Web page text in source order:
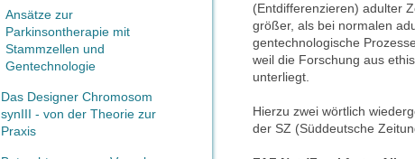
(Entdifferenzieren) adulter
größer, als bei normalen
gentechnologische
weil die Forschung aus
unterliegt.
Hierzu zwei wörtlich
der SZ (Süddeutsche
Ansätze zur
Parkinsontherapie mit
Stammzellen und
Gentechnologie
Das Designer Chromosom
synIII - von der Theorie zur
Praxis